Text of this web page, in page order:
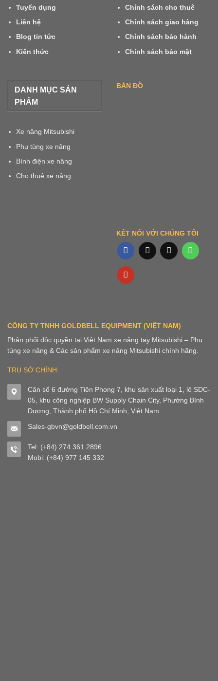
Tuyển dụng
Liên hệ
Blog tin tức
Kiến thức
Chính sách cho thuê
Chính sách giao hàng
Chính sách bảo hành
Chính sách bảo mật
DANH MỤC SẢN
PHẨM
Xe nâng Mitsubishi
Phụ tùng xe nâng
Bình điện xe nâng
Cho thuê xe nâng
BẢN ĐỒ
KẾT NỐI VỚI CHÚNG TÔI
CÔNG TY TNHH GOLDBELL EQUIPMENT (VIỆT NAM)
Phân phối độc quyền tại Việt Nam xe nâng tay Mitsubishi – Phụ
tùng xe nâng & Các sản phẩm xe nâng Mitsubishi chính hãng.
TRỤ SỞ CHÍNH:
Căn số 6 đường Tiên Phong 7, khu sản xuất loại 1, lô SDC-
05, khu công nghiệp BW Supply Chain City, Phường Bình
Dương, Thành phố Hồ Chí Minh, Việt Nam
Sales-gbvn@goldbell.com.vn
Tel: (+84) 274 361 2896
Mobi: (+84) 977 145 332